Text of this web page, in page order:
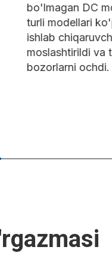
bo'lmagan DC
turli modellari
ishlab
moslashtirildi va
bozorlarni ochdi.